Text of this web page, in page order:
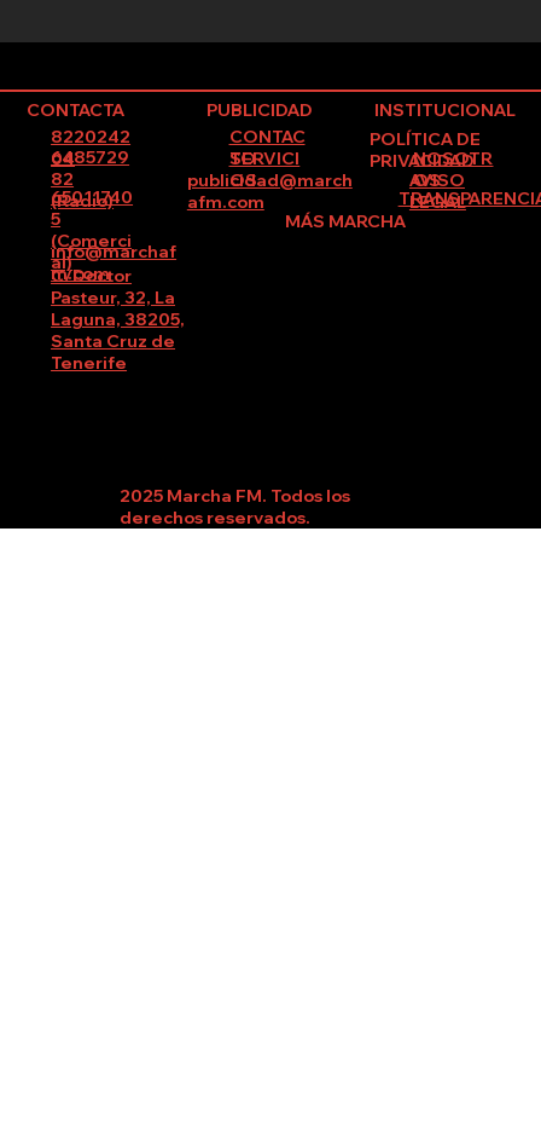
CONTACTA
AVISO
LEGAL
PUBLICIDAD
publicidad@march
afm.com
MÁS MARCHA
8220242
04
INSTITUCIONAL
6485729
82
(Radio)
CONTAC
TO
POLÍTICA DE
PRIVACIDAD
SERVICI
OS
info@marchaf
m.com
65011740
5
(Comerci
al)
C/Doctor
Pasteur, 32, La
Laguna, 38205,
Santa Cruz de
Tenerife
NOSOTR
OS
2025 Marcha FM. Todos los
derechos reservados.